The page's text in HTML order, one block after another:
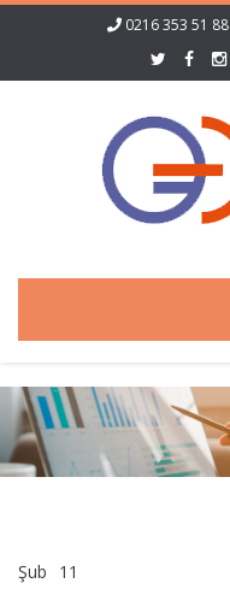
0216 353 51 88
Şub 11